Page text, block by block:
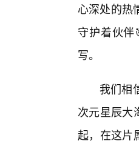
心深处的热
守护着伙
写。
我们相
次元星辰大
起，在这片